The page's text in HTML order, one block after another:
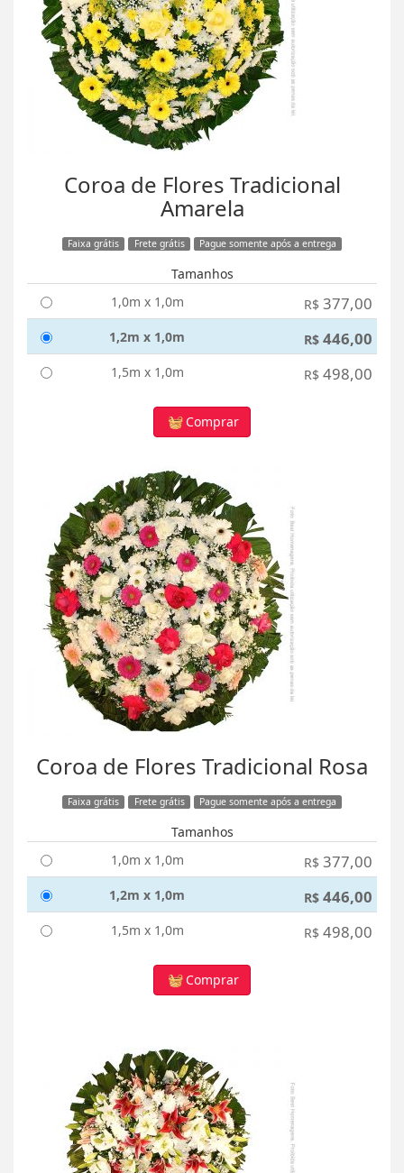
Coroa de Flores Tradicional
Amarela
Faixa grátis Frete grátis Pague somente após a entrega
Tamanhos
1,0m x 1,0m
R$ 377,00
1,2m x 1,0m R$ 446,00
1,5m x 1,0m R$ 498,00
Comprar
Coroa de Flores Tradicional Rosa
Faixa grátis Frete grátis Pague somente após a entrega
Tamanhos
1,0m x 1,0m
R$ 377,00
1,2m x 1,0m R$ 446,00
1,5m x 1,0m R$ 498,00
Comprar